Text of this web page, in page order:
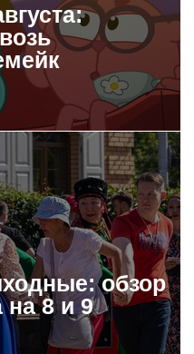
обзор
8 и 9